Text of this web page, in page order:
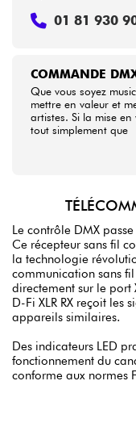
COMMANDE
Que vous soyez
mettre en valeur et
artistes. Si la mise
tout simplement que
01 81 930
Le contrôle DMX
Ce récepteur sans fil
la technologie
communication sans
directement sur le port
D-Fi XLR RX reçoit les
appareils similaires.
Des indicateurs LED
fonctionnement du
conforme aux normes